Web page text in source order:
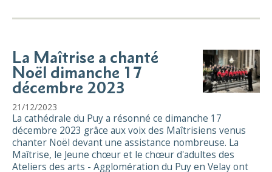
La Maîtrise a chanté
Noël dimanche 17
décembre 2023
21/12/2023
La cathédrale du Puy a résonné ce dimanche 17
décembre 2023 grâce aux voix des Maîtrisiens venus
chanter Noël devant une assistance nombreuse. La
Maîtrise, le Jeune chœur et le chœur d'adultes des
Ateliers des arts - Agglomération du Puy en Velay ont